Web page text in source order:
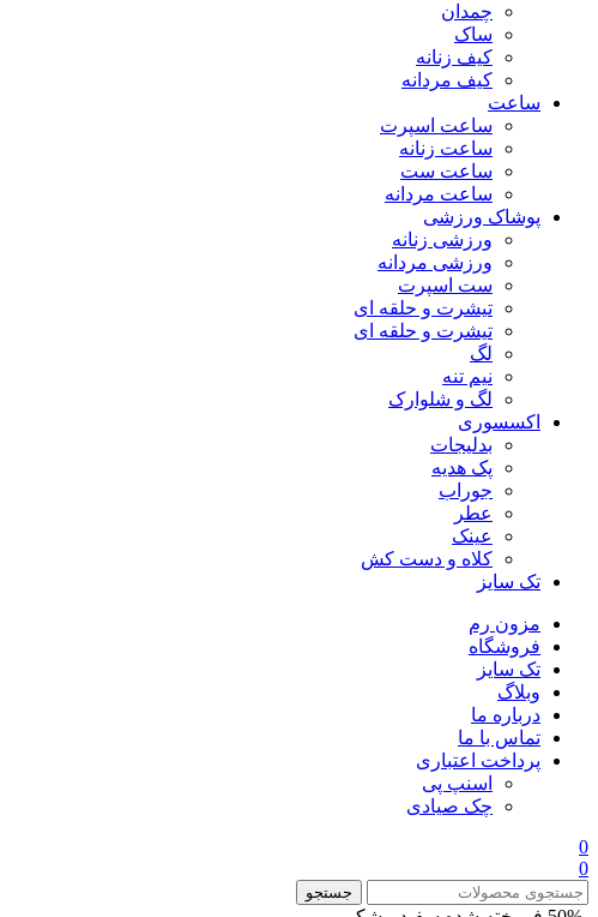
چمدان
ساک
کیف زنانه
کیف مردانه
ساعت
ساعت اسپرت
ساعت زنانه
ساعت ست
ساعت مردانه
پوشاک ورزشی
ورزشی زنانه
ورزشی مردانه
ست اسپرت
تیشرت و حلقه ای
تیشرت و حلقه ای
لگ
نیم تنه
لگ و شلوارک
اکسسوری
بدلیجات
پک هدیه
جوراب
عطر
عینک
کلاه و دست کش
تک سایز
مزون رم
فروشگاه
تک سایز
وبلاگ
درباره ما
تماس با ما
پرداخت اعتباری
اسنپ پی
چک صیادی
0
0
جستجو